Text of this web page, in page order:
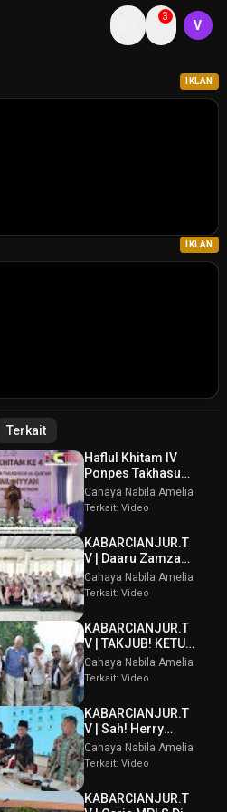
3
V
IKLAN
IKLAN
Terkait
Haflul Khitam IV
Ponpes Takhasus
Al Qur’an Al
Mahmudiyyah Bani
Assatinem
Campaka
Cahaya Nabila Amelia
Terkait: Video
KABARCIANJUR.T
V | Daaru Zamzam
Berbagi
Kebahagiaan &
Sambut Muharram
1448 H
Cahaya Nabila Amelia
Terkait: Video
KABARCIANJUR.T
V | TAKJUB! KETUM
PPBI AKUI
POTENSI BATU
Cahaya Nabila Amelia
Terkait: Video
KABARCIANJUR.T
V | Sah! Herry
Wirawan Terpilih
Aklamasi Musda
Cianjur
Cahaya Nabila Amelia
Terkait: Video
KABARCIANJUR.T